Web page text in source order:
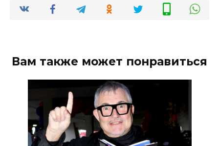
Вам также может понравиться